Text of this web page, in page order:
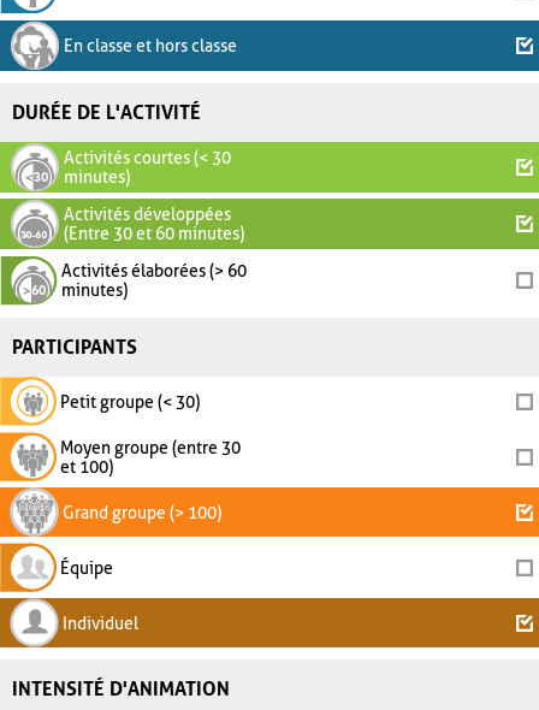
En classe et hors classe
DURÉE DE L'ACTIVITÉ
Activités courtes (< 30
minutes)
Activités développées
(Entre 30 et 60 minutes)
Activités élaborées (> 60
minutes)
PARTICIPANTS
Petit groupe (< 30)
Moyen groupe (entre 30
et 100)
Grand groupe (> 100)
Équipe
Individuel
INTENSITÉ D'ANIMATION